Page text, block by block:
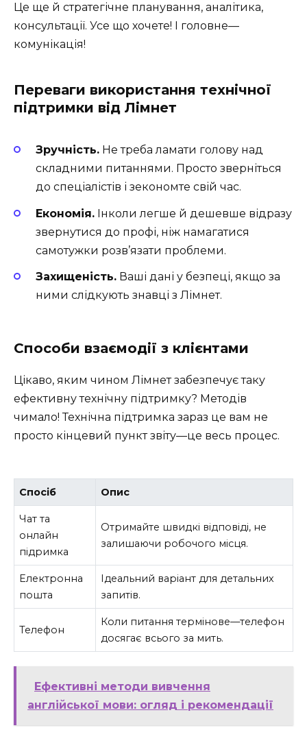
Це ще й стратегічне планування, аналітика,
консультації. Усе що хочете! І головне—
комунікація!
Переваги використання технічної
підтримки від Лімнет
Зручність. Не треба ламати голову над
складними питаннями. Просто зверніться
до спеціалістів і зекономте свій час.
Економія. Інколи легше й дешевше відразу
звернутися до профі, ніж намагатися
самотужки розв’язати проблеми.
Захищеність. Ваші дані у безпеці, якщо за
ними слідкують знавці з Лімнет.
Способи взаємодії з клієнтами
Цікаво, яким чином Лімнет забезпечує таку
ефективну технічну підтримку? Методів
чимало! Технічна підтримка зараз це вам не
просто кінцевий пункт звіту—це весь процес.
Спосіб Опис
Чат та
онлайн
підримка
Отримайте швидкі відповіді, не
залишаючи робочого місця.
Електронна
пошта
Ідеальний варіант для детальних
запитів.
Телефон
Коли питання термінове—телефон
досягає всього за мить.
Ефективні методи вивчення
англійської мови: огляд і рекомендації